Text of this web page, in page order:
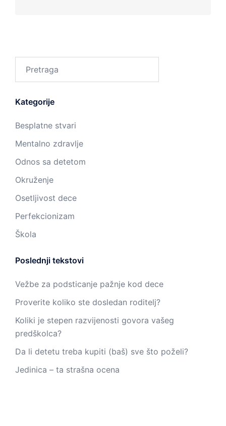
Kategorije
Besplatne stvari
Mentalno zdravlje
Odnos sa detetom
Okruženje
Osetljivost dece
Perfekcionizam
Škola
Poslednji tekstovi
Vežbe za podsticanje pažnje kod dece
Proverite koliko ste dosledan roditelj?
Koliki je stepen razvijenosti govora vašeg
predškolca?
Da li detetu treba kupiti (baš) sve što poželi?
Jedinica – ta strašna ocena